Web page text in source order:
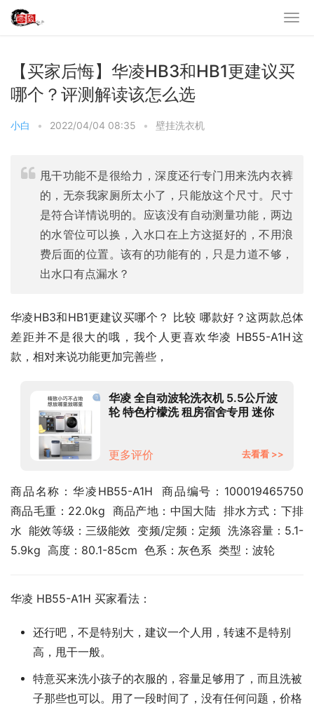
【买家后悔】华凌HB3和HB1更建议买
哪个？评测解读该怎么选
小白 • 2022/04/04 08:35 • 壁挂洗衣机
甩干功能不是很给力，深度还行专门用来洗内衣裤
的，无奈我家厕所太小了，只能放这个尺寸。尺寸
是符合详情说明的。应该没有自动测量功能，两边
的水管位可以换，入水口在上方这挺好的，不用浪
费后面的位置。该有的功能有的，只是力道不够，
出水口有点漏水？
华凌HB3和HB1更建议买哪个？ 比较 哪款好？这两款总体
差距并不是很大的哦，我个人更喜欢华凌 HB55-A1H这
款，相对来说功能更加完善些，
华凌 全自动波轮洗衣机 5.5公斤波
轮 特色柠檬洗 租房宿舍专用 迷你
更多评价 去看看 >>
商品名称：华凌HB55-A1H  商品编号：100019465750
商品毛重：22.0kg  商品产地：中国大陆  排水方式：下排
水  能效等级：三级能效  变频/定频：定频  洗涤容量：5.1-
5.9kg  高度：80.1-85cm  色系：灰色系  类型：波轮
华凌 HB55-A1H 买家看法：
还行吧，不是特别大，建议一个人用，转速不是特别
高，甩干一般。
特意买来洗小孩子的衣服的，容量足够用了，而且洗被
子那些也可以。用了一段时间了，没有任何问题，价格